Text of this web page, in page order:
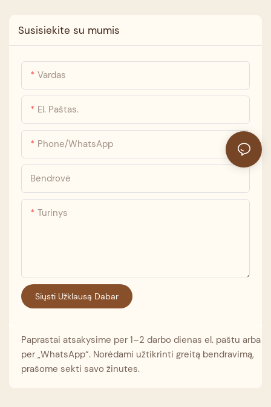
Susisiekite su mumis
Vardas
El. Paštas.
Phone/whatsApp
Bendrovė
Turinys
Siųsti Užklausą Dabar
Paprastai atsakysime per 1–2 darbo dienas el. paštu arba
per „WhatsApp“. Norėdami užtikrinti greitą bendravimą,
prašome sekti savo žinutes.